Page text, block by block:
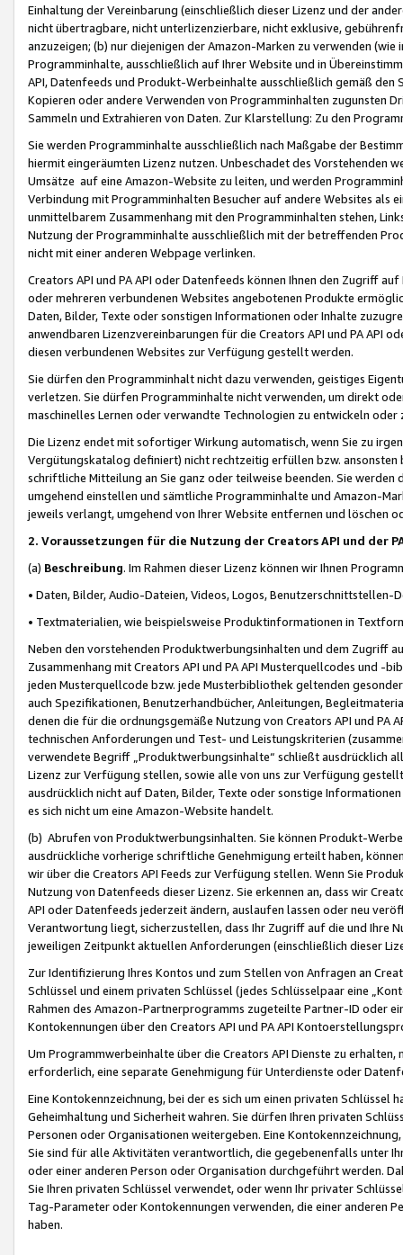
Einhaltung der Vereinbarung (einschließlich dieser Lizenz und der
nicht übertragbare, nicht unterlizenzierbare, nicht exklusive,
anzuzeigen; (b) nur diejenigen der Amazon-Marken zu verwenden
Programminhalte, ausschließlich auf Ihrer Website und in
API, Datenfeeds und Produkt-Werbeinhalte ausschließlich gemäß
Kopieren oder andere Verwenden von Programminhalten zugunsten
Sammeln und Extrahieren von Daten. Zur Klarstellung: Zu den
Sie werden Programminhalte ausschließlich nach Maßgabe der
hiermit eingeräumten Lizenz nutzen. Unbeschadet des Vorstehenden
Umsätze auf eine Amazon-Website zu leiten, und werden
Verbindung mit Programminhalten Besucher auf andere Websites als
unmittelbarem Zusammenhang mit den Programminhalten stehen,
Nutzung der Programminhalte ausschließlich mit der betreffenden
nicht mit einer anderen Webpage verlinken.
Creators API und PA API oder Datenfeeds können Ihnen den Zugriff
oder mehreren verbundenen Websites angebotenen Produkte
Daten, Bilder, Texte oder sonstigen Informationen oder Inhalte
anwendbaren Lizenzvereinbarungen für die Creators API und PA API
diesen verbundenen Websites zur Verfügung gestellt werden.
Sie dürfen den Programminhalt nicht dazu verwenden, geistiges
verletzen. Sie dürfen Programminhalte nicht verwenden, um direkt
maschinelles Lernen oder verwandte Technologien zu entwickeln
Die Lizenz endet mit sofortiger Wirkung automatisch, wenn Sie zu
Vergütungskatalog definiert) nicht rechtzeitig erfüllen bzw. ansonsten
schriftliche Mitteilung an Sie ganz oder teilweise beenden. Sie werden
umgehend einstellen und sämtliche Programminhalte und Amazon-
jeweils verlangt, umgehend von Ihrer Website entfernen und löschen
2. Voraussetzungen für die Nutzung der Creators API und der
(a) Beschreibung. Im Rahmen dieser Lizenz können wir Ihnen
• Daten, Bilder, Audio-Dateien, Videos, Logos, Benutzerschnittstellen-
• Textmaterialien, wie beispielsweise Produktinformationen in
Neben den vorstehenden Produktwerbungsinhalten und dem Zugriff
Zusammenhang mit Creators API und PA API Musterquellcodes und
jeden Musterquellcode bzw. jede Musterbibliothek geltenden
auch Spezifikationen, Benutzerhandbücher, Anleitungen,
denen die für die ordnungsgemäße Nutzung von Creators API und PA
technischen Anforderungen und Test- und Leistungskriterien
verwendete Begriff „Produktwerbungsinhalte“ schließt ausdrücklich
Lizenz zur Verfügung stellen, sowie alle von uns zur Verfügung
ausdrücklich nicht auf Daten, Bilder, Texte oder sonstige
es sich nicht um eine Amazon-Website handelt.
(b) Abrufen von Produktwerbungsinhalten. Sie können Produkt-
ausdrückliche vorherige schriftliche Genehmigung erteilt haben,
wir über die Creators API Feeds zur Verfügung stellen. Wenn Sie
Nutzung von Datenfeeds dieser Lizenz. Sie erkennen an, dass wir
API oder Datenfeeds jederzeit ändern, auslaufen lassen oder neu
Verantwortung liegt, sicherzustellen, dass Ihr Zugriff auf die und Ihre
jeweiligen Zeitpunkt aktuellen Anforderungen (einschließlich dieser
Zur Identifizierung Ihres Kontos und zum Stellen von Anfragen an
Schlüssel und einem privaten Schlüssel (jedes Schlüsselpaar eine
Rahmen des Amazon-Partnerprogramms zugeteilte Partner-ID oder
Kontokennungen über den Creators API und PA API
Um Programmwerbeinhalte über die Creators API Dienste zu
erforderlich, eine separate Genehmigung für Unterdienste oder
Eine Kontokennzeichnung, bei der es sich um einen privaten
Geheimhaltung und Sicherheit wahren. Sie dürfen Ihren privaten
Personen oder Organisationen weitergeben. Eine
Sie sind für alle Aktivitäten verantwortlich, die gegebenenfalls unter
oder einer anderen Person oder Organisation durchgeführt werden.
Sie Ihren privaten Schlüssel verwendet, oder wenn Ihr privater
Tag-Parameter oder Kontokennungen verwenden, die einer anderen
haben.